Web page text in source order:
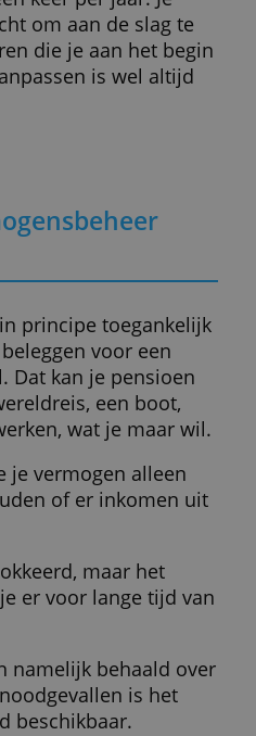
wat je doel is en
Hij vraagt ook
wilt en kunt
hoeveel geld er
een eenmalig bedrag
inleg of beide.
wordt er voor je
met behulp van een
niet doorlopend
één keer per jaar. Je
om aan de slag te
die je aan het
aanpassen is wel altijd